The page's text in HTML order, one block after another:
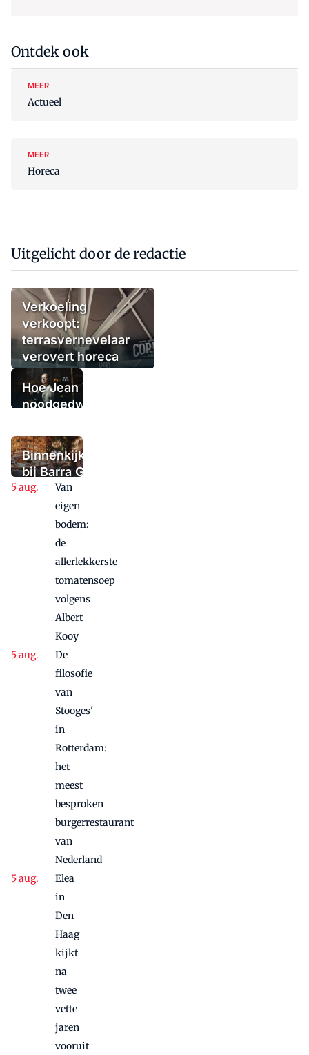
Ontdek ook
MEER
Actueel
MEER
Horeca
Uitgelicht door de redactie
Verkoeling
verkoopt:
terrasvernevelaar
verovert horeca
Hoe Jean Thoma
noodgedwongen
deuren sloot,
maar niet in
paniek raakte
Binnenkijken
bij Barra Gio
Dio: twee
panden, één
concept,
twee sferen
Van
eigen
bodem:
de
allerlekkerste
tomatensoep
volgens
Albert
Kooy
De
filosofie
van
Stooges'
in
Rotterdam:
het
meest
besproken
burgerrestaurant
van
Nederland
Elea
in
Den
Haag
kijkt
na
twee
vette
jaren
vooruit